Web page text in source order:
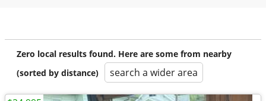
Zero local results found. Here are some from nearby
(sorted by distance)
search a wider area